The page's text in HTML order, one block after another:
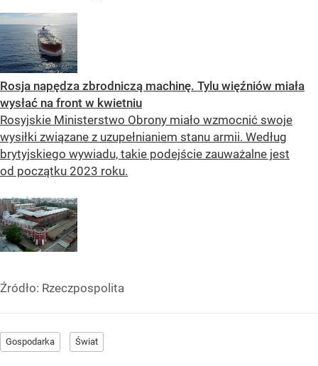
Rosja napędza zbrodniczą machinę. Tylu więźniów miała
wysłać na front w kwietniu
Rosyjskie Ministerstwo Obrony miało wzmocnić swoje
wysiłki związane z uzupełnianiem stanu armii. Według
brytyjskiego wywiadu, takie podejście zauważalne jest
od początku 2023 roku.
Źródło: Rzeczpospolita
Gospodarka Świat